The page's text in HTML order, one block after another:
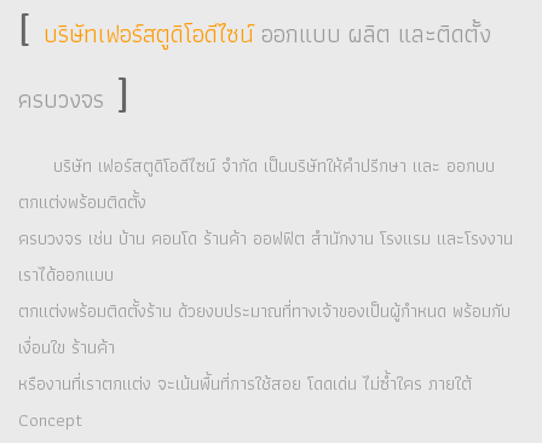
[ บริษัทเฟอร์สตูดิโอดีไซน์ออกแบบ ผลิต และติดตั้ง
ครบวงจร ]
บริษัท เฟอร์สตูดิโอดีไซน์ จำกัด เป็นบริษัทให้คำปรีกษา และ ออกบบ
ตกแต่งพร้อมติดตั้ง
ครบวงจร เช่น บ้าน คอนโด ร้านค้า ออฟฟิต สำนักงาน โรงแรม และโรงงาน
เราได้ออกแบบ
ตกแต่งพร้อมติดตั้งร้าน ด้วยงบประมาณที่ทางเจ้าของเป็นผู้กำหนด พร้อมกับ
เงื่อนใข ร้านค้า
หรืองานที่เราตกแต่ง จะเน้นพื้นที่การใช้สอย โดดเด่น ไม่ซ้ำใคร ภายใต้
Concept